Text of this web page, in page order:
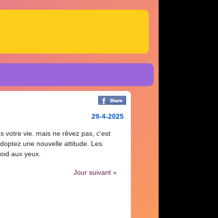
29-4-2025
votre vie. mais ne rêvez pas, c'est
une nouvelle attitude. Les
aux yeux.
Jour suivant »